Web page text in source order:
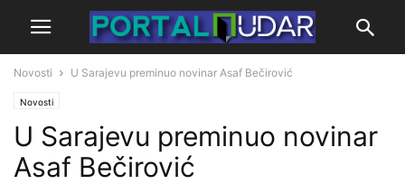
Novosti U Sarajevu preminuo novinar Asaf Bečirović
Novosti
U Sarajevu preminuo novinar
Asaf Bečirović